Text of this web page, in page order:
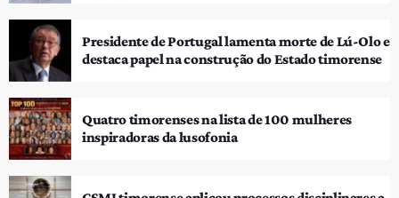
Presidente de Portugal lamenta morte de Lú-Olo e
destaca papel na construção do Estado timorense
Quatro timorenses na lista de 100 mulheres
inspiradoras da lusofonia